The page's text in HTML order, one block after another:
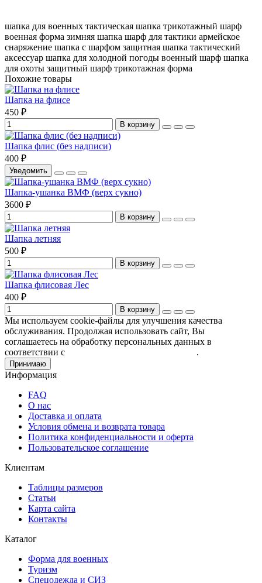
шапка для военных тактическая шапка трикотажный шарф
военная форма зимняя шапка шарф для тактики армейское
снаряжение шапка с шарфом защитная шапка тактический
аксессуар шапка для холодной погоды военный шарф шапка
для охоты защитный шарф трикотажная форма
Похожие товары
Шапка на флисе
450 ₽
В корзину
Шапка флис (без надписи)
400 ₽
Уведомить
Шапка-ушанка ВМФ (верх сукно)
3600 ₽
В корзину
Шапка летняя
500 ₽
В корзину
Шапка флисовая Лес
400 ₽
В корзину
Мы используем cookie-файлы для улучшения качества
обслуживания. Продолжая использовать сайт, Вы
соглашаетесь на обработку персональных данных в
соответствии с
.
Принимаю
Информация
FAQ
О нас
Доставка и оплата
Условия обмена и возврата товара
Политика конфиденциальности и оферта
Пользовательское соглашение
Клиентам
Таблицы размеров
Статьи
Карта сайта
Контакты
Каталог
Форма для военных
Туризм
Спецодежда и СИЗ